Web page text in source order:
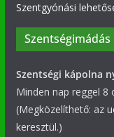
Szentgyónási
Szentségimádás
Szentségi kápolna
Minden nap reggel 8
(Megközelíthető: az
keresztül.)